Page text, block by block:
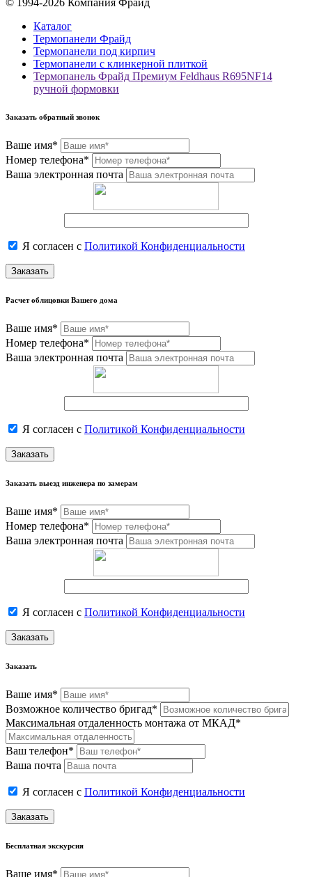
© 1994-2026 Компания Фрайд
Каталог
Термопанели Фрайд
Термопанели под кирпич
Термопанели с клинкерной плиткой
Термопанель Фрайд Премиум Feldhaus R695NF14
ручной формовки
Заказать обратный звонок
Ваше имя*
Номер телефона*
Ваша электронная почта
Я согласен с Политикой Конфиденциальности
Заказать
Расчет облицовки Вашего дома
Ваше имя*
Номер телефона*
Ваша электронная почта
Я согласен с Политикой Конфиденциальности
Заказать
Заказать выезд инженера по замерам
Ваше имя*
Номер телефона*
Ваша электронная почта
Я согласен с Политикой Конфиденциальности
Заказать
Заказать
Ваше имя*
Возможное количество бригад*
Максимальная отдаленность монтажа от МКАД*
Ваш телефон*
Ваша почта
Я согласен с Политикой Конфиденциальности
Заказать
Бесплатная экскурсия
Ваше имя*